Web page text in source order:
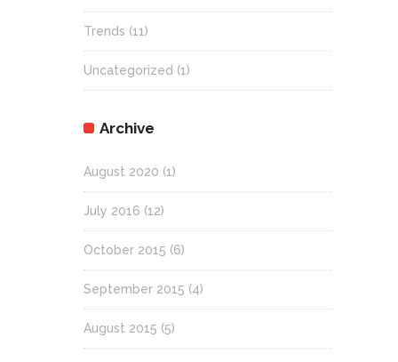
Trends (11)
Uncategorized (1)
Archive
August 2020 (1)
July 2016 (12)
October 2015 (6)
September 2015 (4)
August 2015 (5)